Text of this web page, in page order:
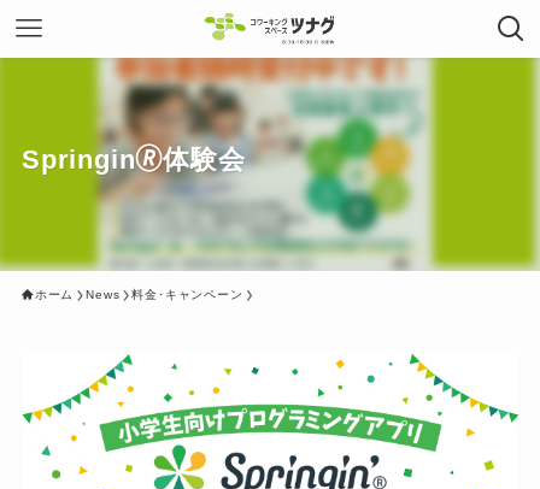
Springin🄬体験会
ホーム News 料金･キャンペーン